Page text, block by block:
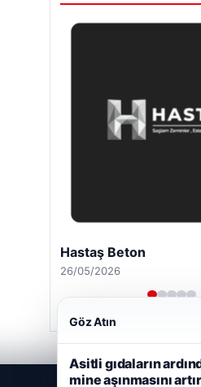
Hastaş Beton
26/05/2026
Göz Atın
Asitli gıdaların
mine aşınmasını